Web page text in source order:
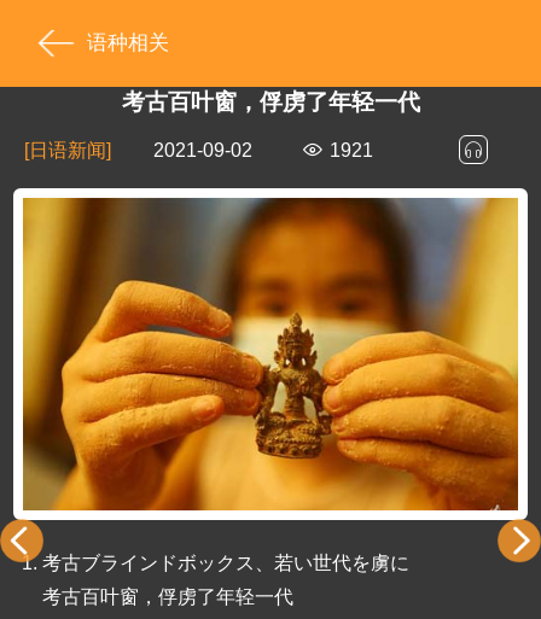
语种相关
考古百叶窗，俘虏了年轻一代
[日语新闻] 2021-09-02 1921
1. 考古ブラインドボックス、若い世代を虜に
考古百叶窗，俘虏了年轻一代